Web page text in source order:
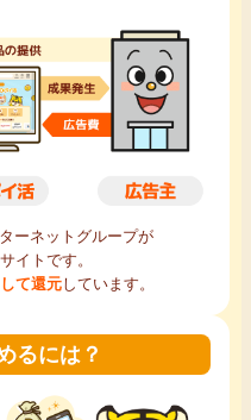
ーネットグループが
イトです。
て還元しています。
るには？